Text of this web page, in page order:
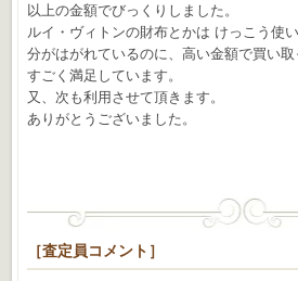
以上の金額でびっくりしました。
ルイ・ヴィトンの財布とかは けっこう使
分がはがれているのに、高い金額で買い取
すごく満足しています。
又、次も利用させて頂きます。
ありがとうございました。
［査定員コメント］